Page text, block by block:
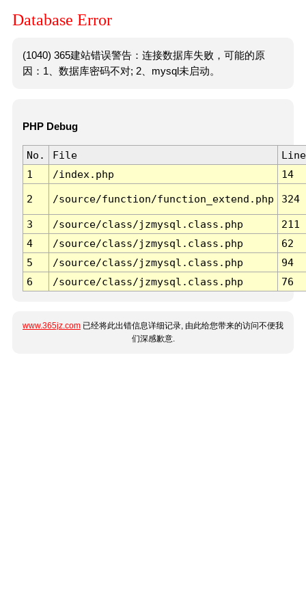
Database Error
(1040) 365建站错误警告：连接数据库失败，可能的原
因：1、数据库密码不对; 2、mysql未启动。
PHP Debug
No. File
Line
1
/index.php 14
2 /source/function/function_extend.php 324
3 /source/class/jzmysql.class.php
211
4
/source/class/jzmysql.class.php
62
5
/source/class/jzmysql.class.php
94
6
/source/class/jzmysql.class.php 76
www.365jz.com 已经将此出错信息详细记录, 由此给您带来的访问不便我
们深感歉意.